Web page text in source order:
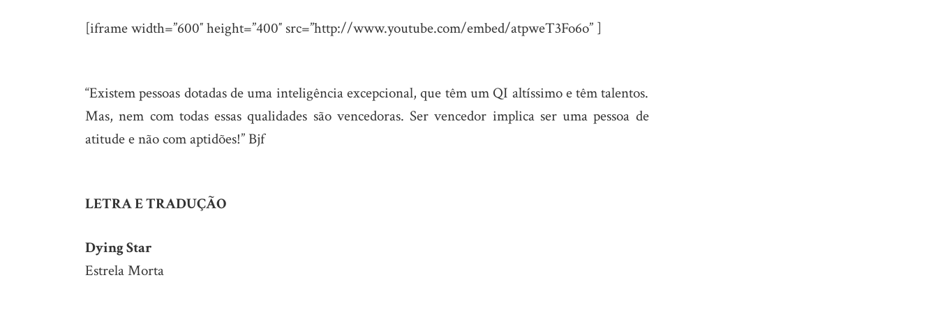
[iframe width=”600″ height=”400″ src=”http://www.youtube.com/embed/atpweT3Fo6o” ]
“Existem pessoas dotadas de uma inteligência excepcional, que têm um QI altíssimo e têm talentos.
Mas, nem com todas essas qualidades são vencedoras. Ser vencedor implica ser uma pessoa de
atitude e não com aptidões!” Bjf
LETRA E TRADUÇÃO
Dying Star
Estrela Morta